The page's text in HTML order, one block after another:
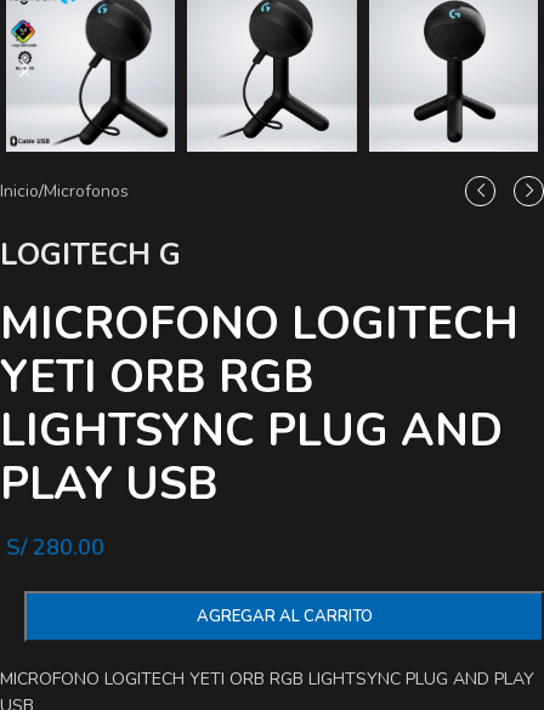
Inicio/Microfonos
LOGITECH G
MICROFONO LOGITECH
YETI ORB RGB
LIGHTSYNC PLUG AND
PLAY USB
S/280.00
AGREGAR AL CARRITO
MICROFONO LOGITECH YETI ORB RGB LIGHTSYNC PLUG AND PLAY